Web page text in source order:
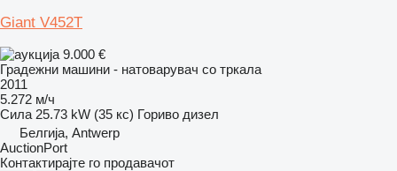
Giant V452T
9.000 €
Градежни машини - натоварувач со тркала
2011
5.272 м/ч
Сила 25.73 kW (35 кс) Гориво дизел
Белгија, Antwerp
AuctionPort
Контактирајте го продавачот